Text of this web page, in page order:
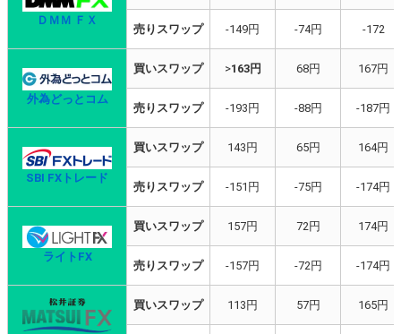
ＤＭＭ ＦＸ
売りスワップ -149円 -74円 -172
外為どっとコム
買いスワップ >163円 68円 167円
売りスワップ -193円 -88円 -187円
SBI FXトレード
買いスワップ 143円 65円 164円
売りスワップ -151円 -75円 -174円
ライトFX
買いスワップ 157円 72円 174円
売りスワップ -157円 -72円 -174円
買いスワップ 113円 57円 165円